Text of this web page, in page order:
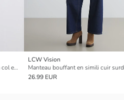
Manteau en simili cuir pour femme à col en fourrure
LCW Vision
26.99 EUR